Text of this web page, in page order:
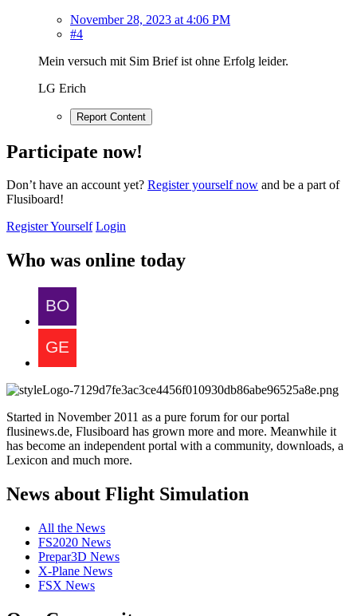
November 28, 2023 at 4:06 PM
#4
Mein versuch mit Sim Brief ist ohne Erfolg leider.
LG Erich
Report Content
Participate now!
Don’t have an account yet? Register yourself now and be a part of
Flusiboard!
Register Yourself Login
Who was online today
Started in November 2011 as a pure forum for our portal
flusinews.de, Flusiboard has grown more and more. Meanwhile it
has become an independent portal with a community, downloads, a
Lexicon and much more.
News about Flight Simulation
All the News
FS2020 News
Prepar3D News
X-Plane News
FSX News